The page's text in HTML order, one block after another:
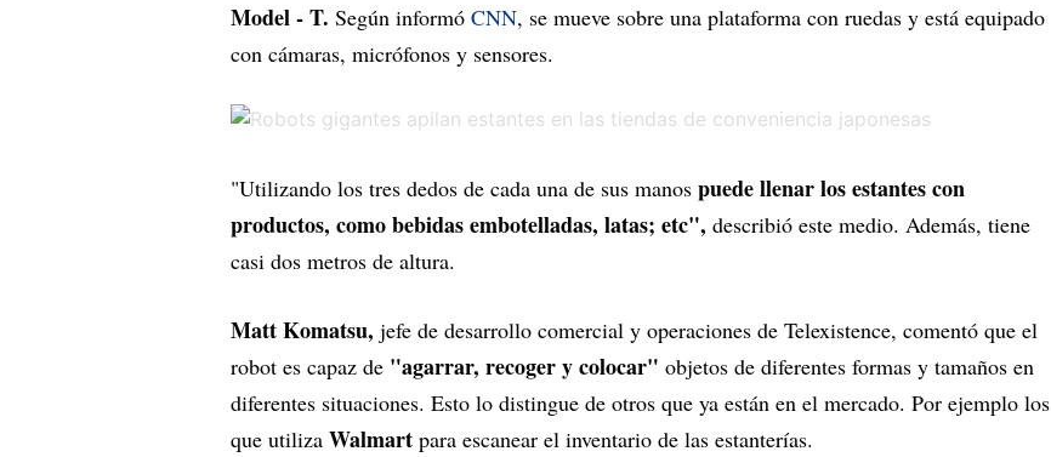
Model - T. Según informó CNN, se mueve sobre una plataforma con ruedas y está equipado
con cámaras, micrófonos y sensores.
"Utilizando los tres dedos de cada una de sus manos puede llenar los estantes con
productos, como bebidas embotelladas, latas; etc", describió este medio. Además, tiene
casi dos metros de altura.
Matt Komatsu, jefe de desarrollo comercial y operaciones de Telexistence, comentó que el
robot es capaz de "agarrar, recoger y colocar" objetos de diferentes formas y tamaños en
diferentes situaciones. Esto lo distingue de otros que ya están en el mercado. Por ejemplo los
que utiliza Walmart para escanear el inventario de las estanterías.